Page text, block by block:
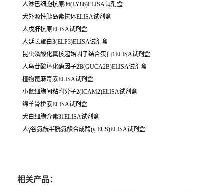
人淋巴细胞抗原86(LY86)ELISA试剂盒
犬外源性胰岛素抗体ELISA试剂盒
人戊肝抗原ELISA试剂盒
人延长蛋白3(ELP3)ELISA试剂盒
昆虫磷酸化真核起始因子结合蛋白1ELISA试剂盒
人鸟苷酸环化酶因子2B(GUCA2B)ELISA试剂盒
植物蓖麻毒素ELISA试剂盒
小鼠细胞间粘附分子2(ICAM2)ELISA试剂盒
绵羊骨桥素ELISA试剂盒
犬白细胞介素31ELISA试剂盒
人γ谷氨酰半胱氨酸合成酶(γ-ECS)ELISA试剂盒
相关产品：